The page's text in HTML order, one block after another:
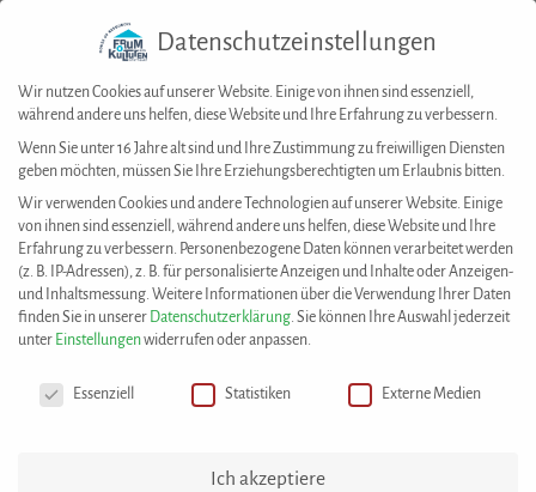
Forum der Kulturen Stuttgart e. V.
Dachverband der Migrantenkulturvereine und
interkulturellen Einrichtungen
Stuttgarter Interkulturbüro
Mitglied im Bundesverband Netzwerke von
Marktplatz 4 · 70173 Stuttgart
Datenschutzeinstellungen
Wir nutzen Cookies auf unserer Website. Einige von ihnen sind essenziell,
während andere uns helfen, diese Website und Ihre Erfahrung zu verbessern.
Wenn Sie unter 16 Jahre alt sind und Ihre Zustimmung zu freiwilligen Diensten
geben möchten, müssen Sie Ihre Erziehungsberechtigten um Erlaubnis bitten.
Wir verwenden Cookies und andere Technologien auf unserer Website. Einige
von ihnen sind essenziell, während andere uns helfen, diese Website und Ihre
Erfahrung zu verbessern. Personenbezogene Daten können verarbeitet werden
(z. B. IP-Adressen), z. B. für personalisierte Anzeigen und Inhalte oder Anzeigen-
und Inhaltsmessung. Weitere Informationen über die Verwendung Ihrer Daten
finden Sie in unserer Datenschutzerklärung. Sie können Ihre Auswahl jederzeit
unter Einstellungenwiderrufen oder anpassen.
Essenziell
Statistiken Externe Medien
Ich akzeptiere